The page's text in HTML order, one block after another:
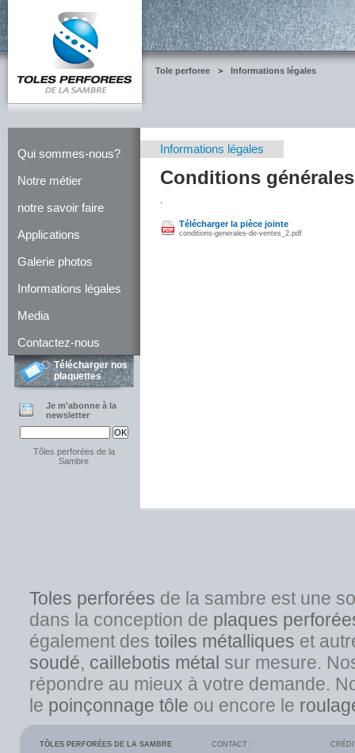
Tole perforee > Informations légales
Qui sommes-nous?
Notre métier
notre savoir faire
Applications
Galerie photos
Informations légales
Media
Contactez-nous
Télécharger nos
plaquettes
Je m'abonne à la
newsletter
Tôles perforées de la
Sambre
Informations légales
Conditions
Télécharger la pièce jointe
conditions-generales-de-ventes_2.pdf
Toles perforées de la sambre est une
dans la conception de plaques
également destoiles métalliques et
soudé, caillebotis métal sur mesure.
répondre au mieux à votre demande.
le poinçonnage tôle ou encore le
TÔLES PERFORÉES DE LA SAMBRE CONTACT :